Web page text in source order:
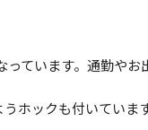
ています。通勤や
ホックも付いています